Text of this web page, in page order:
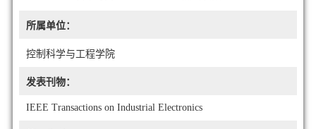
所属单位：
控制科学与工程学院
发表刊物：
IEEE Transactions on Industrial Electronics